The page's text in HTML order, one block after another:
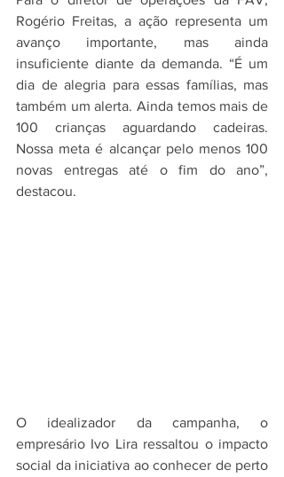
Rogério Freitas, a ação representa um
avanço importante, mas ainda
insuficiente diante da demanda. “É um
dia de alegria para essas famílias, mas
também um alerta. Ainda temos mais de
100 crianças aguardando cadeiras.
Nossa meta é alcançar pelo menos 100
novas entregas até o fim do ano”,
destacou.
O idealizador da campanha, o
empresário Ivo Lira ressaltou o impacto
social da iniciativa ao conhecer de perto